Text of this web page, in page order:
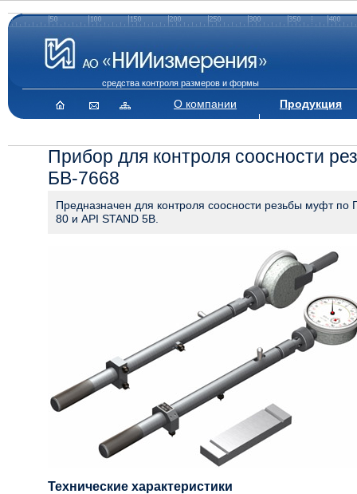
средства контроля размеров и формы
О компании Продукция
Прибор для контроля соосности
БВ-7668
Предназначен для контроля соосности резьбы муфт
80 и API STAND 5B.
Технические характеристики